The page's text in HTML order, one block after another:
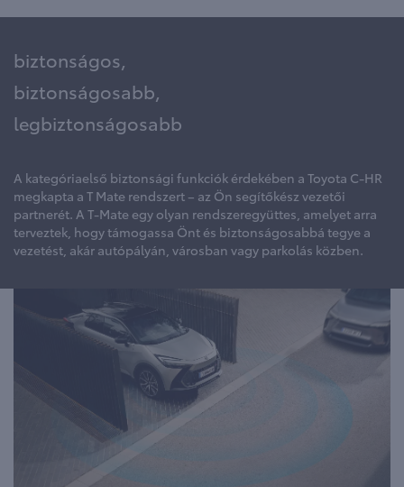
biztonságos,
biztonságosabb,
legbiztonságosabb
A kategóriaelső biztonsági funkciók érdekében a Toyota C-HR
megkapta a T Mate rendszert – az Ön segítőkész vezetői
partnerét. A T-Mate egy olyan rendszeregyüttes, amelyet arra
terveztek, hogy támogassa Önt és biztonságosabbá tegye a
vezetést, akár autópályán, városban vagy parkolás közben.